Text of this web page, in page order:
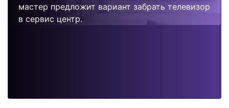
мастер предложит вариант забрать телевизор
в сервис центр.